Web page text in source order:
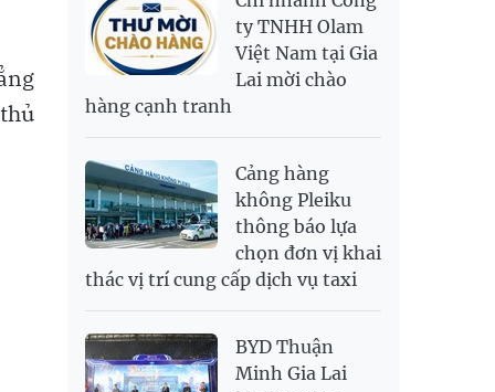
RUB
307.79
340.71
SAR
6,944.19
7,243.07
2,709.1
2,823.98
SGD
USD
26,010 26,040 26,420
ty TNHH Olam
Việt Nam tại Gia
Lai mời chào
hàng cạnh tranh
Cảng hàng
không Pleiku
thông báo lựa
chọn đơn vị khai
thác vị trí cung cấp dịch vụ taxi
BYD Thuận
Minh Gia Lai